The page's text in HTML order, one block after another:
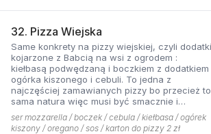
32. Pizza Wiejska
Same konkrety na pizzy wiejskiej, czyli dodatki
kojarzone z Babcią na wsi z ogrodem :
kiełbasą podwędzaną i boczkiem z dodatkiem
ogórka kiszonego i cebuli. To jedna z
najczęściej zamawianych pizzy bo przecież to
sama natura więc musi być smacznie i
naturalne . Najlepsza jest z sosem ostrym
pomidorowym!
ser mozzarella / boczek / cebula / kiełbasa / ogórek
kiszony / oregano / sos / karton do pizzy 2 zł